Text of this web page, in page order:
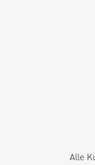
Alle